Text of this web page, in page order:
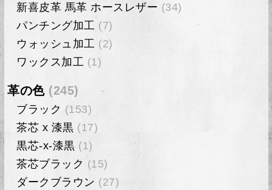
新喜皮革 馬革 ホースレザー (34)
パンチング加工 (7)
ウォッシュ加工 (2)
ワックス加工 (1)
革の色(245)
ブラック (153)
茶芯 x 漆黒 (17)
黒芯-x-漆黒 (1)
茶芯ブラック (15)
ダークブラウン (27)